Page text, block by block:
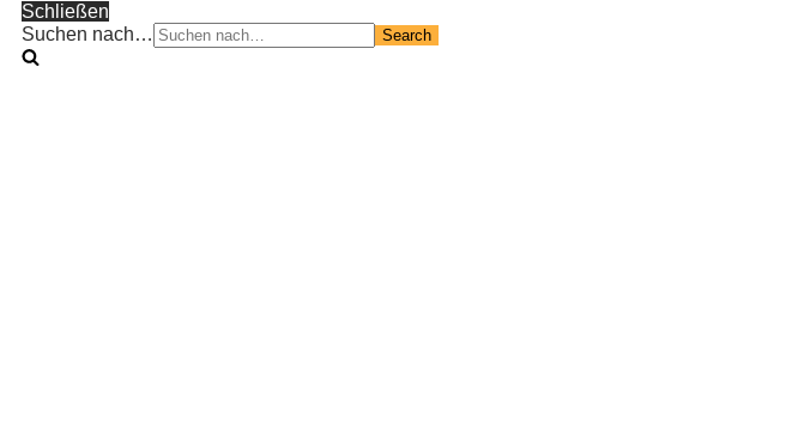
Schließen
Suchen nach…